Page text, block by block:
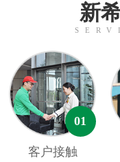
新
01
客户接触